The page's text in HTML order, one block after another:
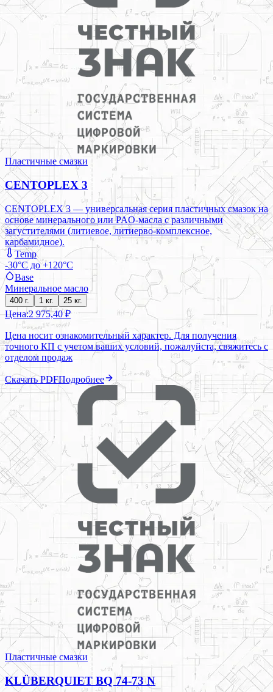
Пластичные смазки
CENTOPLEX 3
CENTOPLEX 3 — универсальная серия пластичных смазок на
основе минерального или PAO-масла с различными
загустителями (литиевое, литиерво-комплексное,
карбамидное).
Temp
-30°C до +120°C
Base
Минеральное масло
400 г. 1 кг. 25 кг.
Цена:2 975,40 ₽
Цена носит ознакомительный характер. Для получения
точного КП с учетом ваших условий, пожалуйста, свяжитесь с
отделом продаж
Скачать PDFПодробнее
Пластичные смазки
KLÜBERQUIET BQ 74-73 N